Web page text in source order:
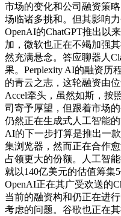
市场的变化和公司融资策
场临诸多挑和。但其影响
OpenAI的ChatGPT推出以
加，微软也正在不竭加强
然充满悬念。答应聊器人
果。Perplexity AI的融资历
的青云之志，这轮融资由
Accel牵头，虽然如斯，按
司寄予厚望，但跟着市场
仍然正在生成式人工智能
AI的下一步打算是推出一
集浏览器，然而正在合作
占领更大的份额。人工智
就以140亿美元的估值筹集
OpenAI正在其广受欢送的
当前的融资构和仍正在进
考虑的问题。谷歌也正在